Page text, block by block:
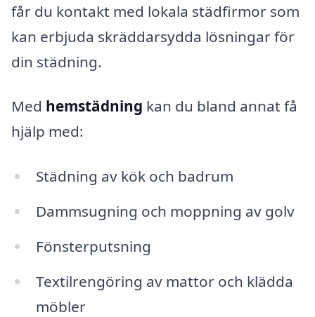
får du kontakt med lokala städfirmor som
kan erbjuda skräddarsydda lösningar för
din städning.
Med hemstädning kan du bland annat få
hjälp med:
Städning av kök och badrum
Dammsugning och moppning av golv
Fönsterputsning
Textilrengöring av mattor och klädda
möbler